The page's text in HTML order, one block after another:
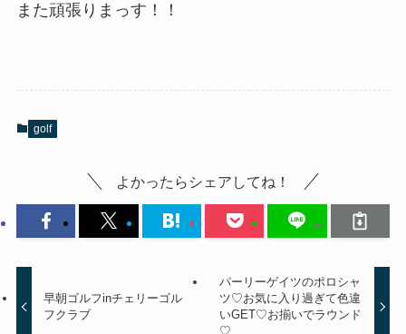
また頑張りまっす！！
golf
よかったらシェアしてね！
早朝ゴルフinチェリーゴル
フクラブ
パーリーゲイツのポロシャ
ツ♡お気に入り過ぎて色違
いGET♡お揃いでラウンド
♡